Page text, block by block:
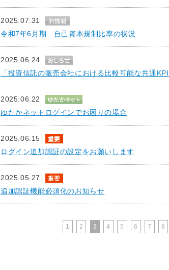
2025.07.31
令和7年6月期 自己資本規制比率の状況
2025.06.24
「投資信託の販売会社における比較可能な共通
2025.06.22
ゆたかネットログインでお困りの場合
2025.06.15
ログイン追加認証の設定をお願いします
2025.05.27
追加認証機能必須化のお知らせ
1 2 3 4 5 6 7 8